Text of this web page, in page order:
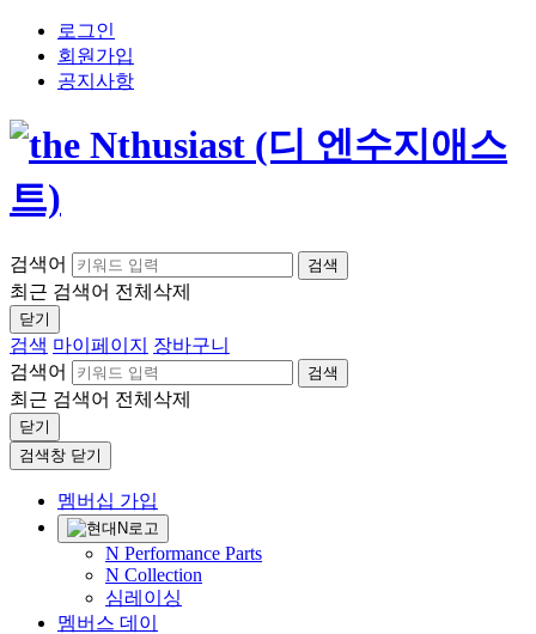
로그인
회원가입
공지사항
검색어 검색
최근 검색어 전체삭제
닫기
검색 마이페이지
장바구니
검색어
검색
최근 검색어 전체삭제
닫기
검색창 닫기
멤버십 가입
N Performance Parts
N Collection
심레이싱
멤버스 데이